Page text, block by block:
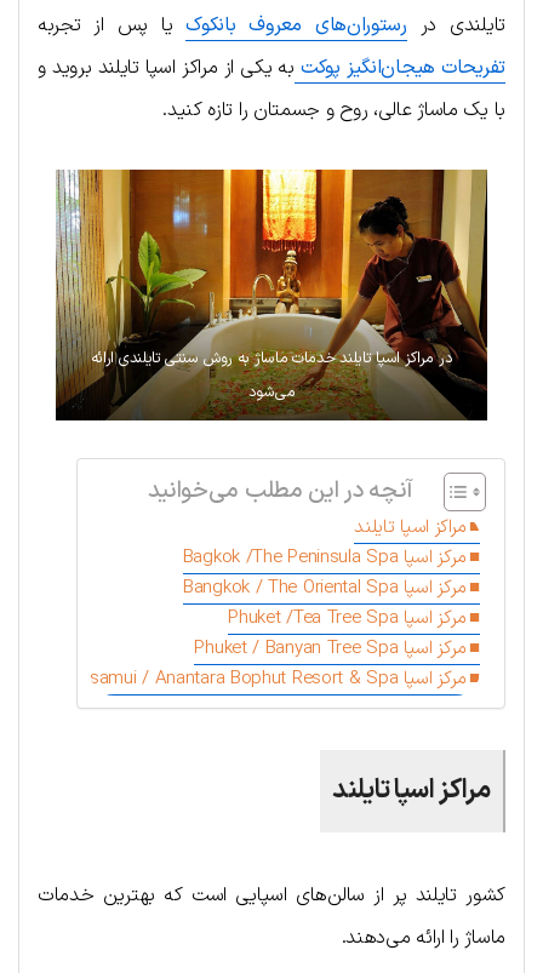
تایلندی در رستوران‌های معروف بانکوکیا پس از تجربه
تفریحات هیجان‌انگیز پوکت به یکی از مراکز اسپا تایلند بروید و
با یک ماساژ عالی، روح و جسمتان را تازه کنید.
در مراکز اسپا تایلند خدمات ماساژ به روش سنتی تایلندی ارائه
می‌شود
آنچه در این مطلب می‌خوانید
مراکز اسپا تایلند
مرکز اسپا Bagkok /The Peninsula Spa
مرکز اسپا Bangkok / The Oriental Spa
مرکز اسپا Phuket /Tea Tree Spa
مرکز اسپا Phuket / Banyan Tree Spa
مرکز اسپا samui / Anantara Bophut Resort & Spa
مراکز اسپا تایلند
کشور تایلند پر از سالن‌های اسپایی است که بهترین خدمات
ماساژ را ارائه می‌دهند.